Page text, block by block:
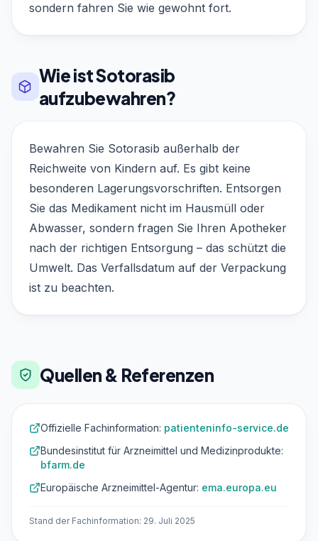
sondern fahren Sie wie gewohnt fort.
Wie ist Sotorasib
aufzubewahren?
Bewahren Sie Sotorasib außerhalb der
Reichweite von Kindern auf. Es gibt keine
besonderen Lagerungsvorschriften. Entsorgen
Sie das Medikament nicht im Hausmüll oder
Abwasser, sondern fragen Sie Ihren Apotheker
nach der richtigen Entsorgung – das schützt die
Umwelt. Das Verfallsdatum auf der Verpackung
ist zu beachten.
Quellen & Referenzen
Offizielle Fachinformation: patienteninfo-service.de
Bundesinstitut für Arzneimittel und Medizinprodukte:
bfarm.de
Europäische Arzneimittel-Agentur: ema.europa.eu
Stand der Fachinformation: 29. Juli 2025